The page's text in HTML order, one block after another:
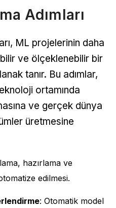
Adımları
ML projelerinin daha
ve ölçeklenebilir bir
tanır. Bu adımlar,
ortamında
ve gerçek dünya
üretmesine
hazırlama ve
edilmesi.
: Otomatik model